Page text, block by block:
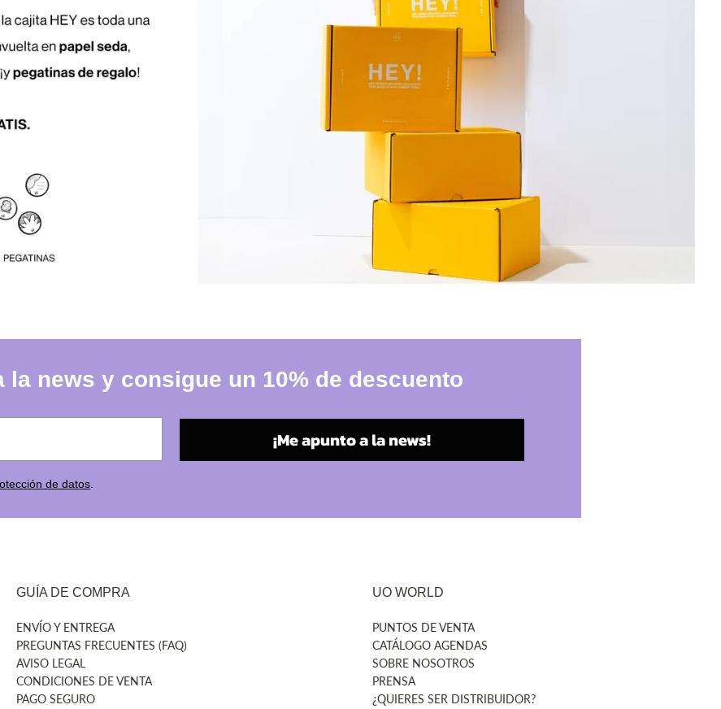
la news y consigue un 10% de descuento
¡Me apunto a la news!
de datos
GUÍA DE COMPRA
ENVÍO Y ENTREGA
PREGUNTAS FRECUENTES (FAQ)
AVISO LEGAL
CONDICIONES DE VENTA
PAGO SEGURO
UO WORLD
PUNTOS DE VENTA
CATÁLOGO AGENDAS
SOBRE NOSOTROS
PRENSA
¿QUIERES SER DISTRIBUIDOR?